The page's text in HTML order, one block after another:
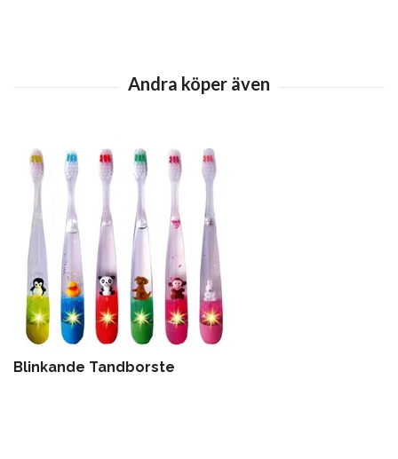
Blinkande Tandborste